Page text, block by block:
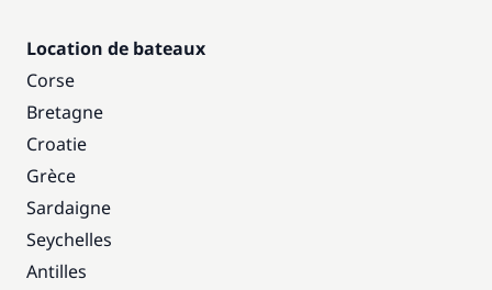
Location de bateaux
Corse
Bretagne
Croatie
Grèce
Sardaigne
Seychelles
Antilles